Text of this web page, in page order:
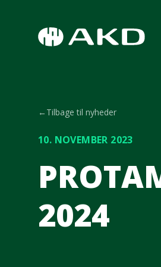
←Tilbage til nyheder
10. NOVEMBER 2023
2024